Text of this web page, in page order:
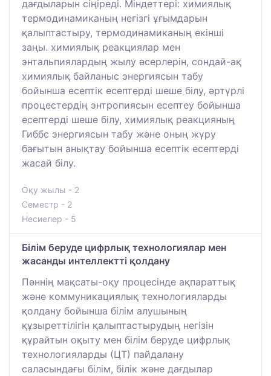
дағдыларын сіңіреді. Міндеттері: химиялық
термодинамиканың негізгі ұғымдарын
қалыптастыру, термодинамиканың екінші
заңы. химиялық реакциялар мен
энтальпиялардың жылу әсерлерін, сондай-ақ
химиялық байланыс энергиясын табу
бойынша есептік есептерді шеше білу, әртүрлі
процестердің энтропиясын есептеу бойынша
есептерді шеше білу, химиялық реакцияның
Гиббс энергиясын табу және оның жүру
бағытын анықтау бойынша есептік есептерді
жасай білу.
Оқу жылы - 2
Семестр - 2
Несиелер - 5
Білім беруде цифрлық технологиялар мен
жасанды интеллектті қолдану
Пәннің мақсаты-оқу процесінде ақпараттық
және коммуникациялық технологияларды
қолдану бойынша білім алушының
құзыреттілігін қалыптастырудың негізін
құрайтын оқыту мен білім беруде цифрлық
технологияларды (ЦТ) пайдалану
саласындағы білім, білік және дағдылар